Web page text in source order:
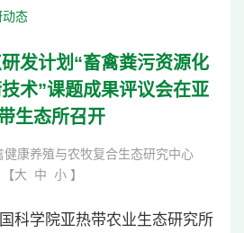
动态
发计划“畜禽粪污资源化
术”课题成果评议会在亚
生态所召开
健康养殖与农牧复合生态研究中心
【大 中 小 】
科学院亚热带农业生态研究所